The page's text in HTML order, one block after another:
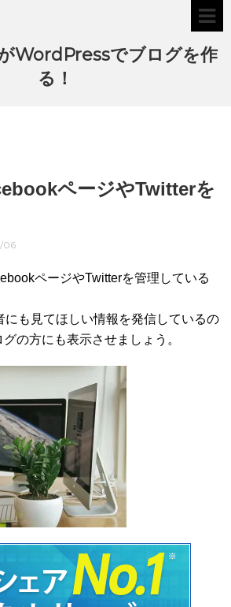
WordPressでブログを作
る！
ページやTwitterを
06
ページやTwitterを管理している
にも見てほしい情報を発信しているの
の方にも表示させましょう。